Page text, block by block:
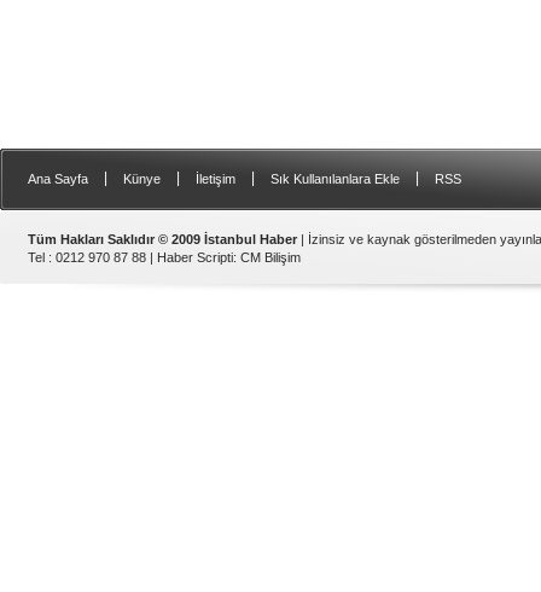
Ana Sayfa Künye İletişim Sık Kullanılanlara Ekle RSS
Tüm Hakları Saklıdır © 2009 İstanbul Haber | İzinsiz ve kaynak gösterilmeden
Tel : 0212 970 87 88 | Haber Scripti: CM Bilişim